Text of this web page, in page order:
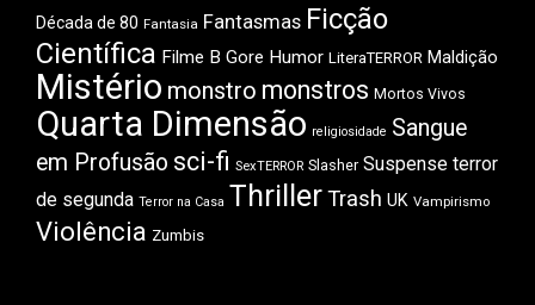
Década de 80 Fantasia Fantasmas Ficção
Científica Filme B Gore Humor LiteraTERROR Maldição
Mistério monstro monstros Mortos Vivos
Quarta Dimensão religiosidade Sangue
em Profusão sci-fi SexTERROR Slasher Suspense terror
de segunda Terror na Casa ThrillerTrash UK Vampirismo
Violência Zumbis